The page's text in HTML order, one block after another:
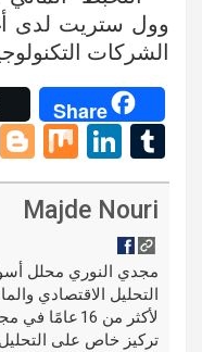
وول ستريت لدى
الشركات
Share
T
u
m
bl
r
Li
n
ke
n
M
ix
Majde Nouri
مجدي النوري محلل
التحليل الاقتصادي
لأكثر من 16
تركيز خاص على